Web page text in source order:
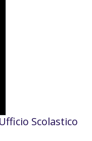
Scolastico